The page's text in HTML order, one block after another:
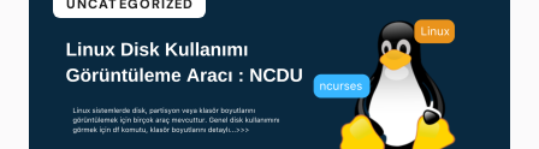
UNCATEGORIZED